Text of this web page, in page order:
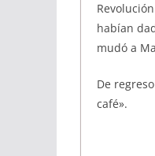
habían
mudó a
De
café».